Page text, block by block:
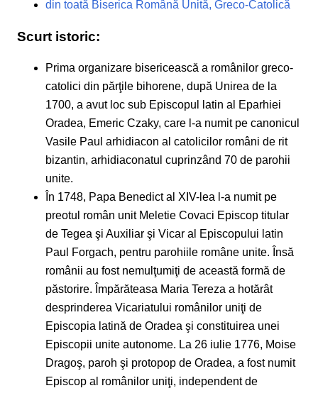
din toată Biserica Română Unită, Greco-Catolică
Scurt istoric:
Prima organizare bisericească a românilor greco-
catolici din părţile bihorene, după Unirea de la
1700, a avut loc sub Episcopul latin al Eparhiei
Oradea, Emeric Czaky, care l-a numit pe canonicul
Vasile Paul arhidiacon al catolicilor români de rit
bizantin, arhidiaconatul cuprinzând 70 de parohii
unite.
În 1748, Papa Benedict al XIV-lea l-a numit pe
preotul român unit Meletie Covaci Episcop titular
de Tegea şi Auxiliar şi Vicar al Episcopului latin
Paul Forgach, pentru parohiile române unite. Însă
românii au fost nemulţumiţi de această formă de
păstorire. Împărăteasa Maria Tereza a hotărât
desprinderea Vicariatului românilor uniţi de
Episcopia latină de Oradea şi constituirea unei
Episcopii unite autonome. La 26 iulie 1776, Moise
Dragoş, paroh şi protopop de Oradea, a fost numit
Episcop al românilor uniţi, independent de